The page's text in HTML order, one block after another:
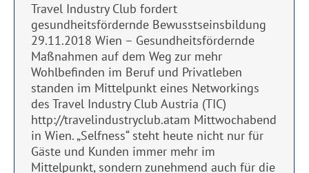
Travel Industry Club fordert
gesundheitsfördernde Bewusstseinsbildung
29.11.2018 Wien – Gesundheitsfördernde
Maßnahmen auf dem Weg zur mehr
Wohlbefinden im Beruf und Privatleben
standen im Mittelpunkt eines Networkings
des Travel Industry Club Austria (TIC)
http://travelindustryclub.atam Mittwochabend
in Wien. „Selfness“ steht heute nicht nur für
Gäste und Kunden immer mehr im
Mittelpunkt, sondern zunehmend auch für die